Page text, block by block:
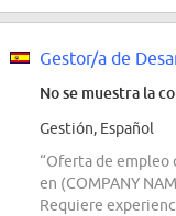
No se muestra la
Gestión, Español
“Oferta de empleo
en (COMPANY
Requiere